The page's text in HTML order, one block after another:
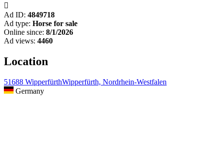

Ad ID: 4849718
Ad type: Horse for sale
Online since: 8/1/2026
Ad views: 4460
Location
51688 WipperfürthWipperfürth, Nordrhein-Westfalen
Germany